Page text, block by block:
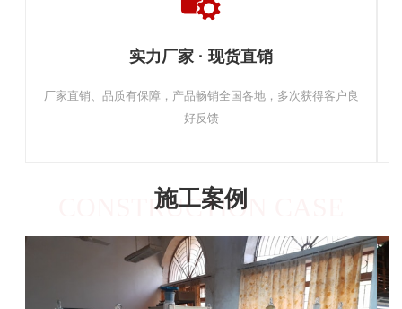
实力厂家 · 现货直销
厂家直销、品质有保障，产品畅销全国各地，多次获得客户良
好反馈
施工案例
CONSTRUCTION CASE